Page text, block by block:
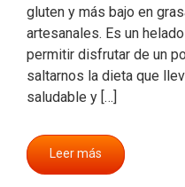
gluten y más bajo en
artesanales. Es un
permitir disfrutar de un
saltarnos la dieta que
saludable y […]
Leer más